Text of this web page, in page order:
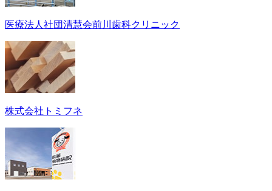
医療法人社団清慧会前川歯科クリニック
株式会社トミフネ